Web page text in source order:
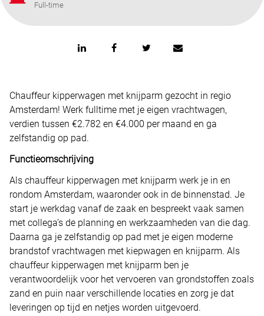
Full-time
Chauffeur kipperwagen met knijparm gezocht in regio
Amsterdam! Werk fulltime met je eigen vrachtwagen,
verdien tussen €2.782 en €4.000 per maand en ga
zelfstandig op pad.
Functieomschrijving
Als chauffeur kipperwagen met knijparm werk je in en
rondom Amsterdam, waaronder ook in de binnenstad. Je
start je werkdag vanaf de zaak en bespreekt vaak samen
met collega’s de planning en werkzaamheden van die dag.
Daarna ga je zelfstandig op pad met je eigen moderne
brandstof vrachtwagen met kiepwagen en knijparm. Als
chauffeur kipperwagen met knijparm ben je
verantwoordelijk voor het vervoeren van grondstoffen zoals
zand en puin naar verschillende locaties en zorg je dat
leveringen op tijd en netjes worden uitgevoerd.